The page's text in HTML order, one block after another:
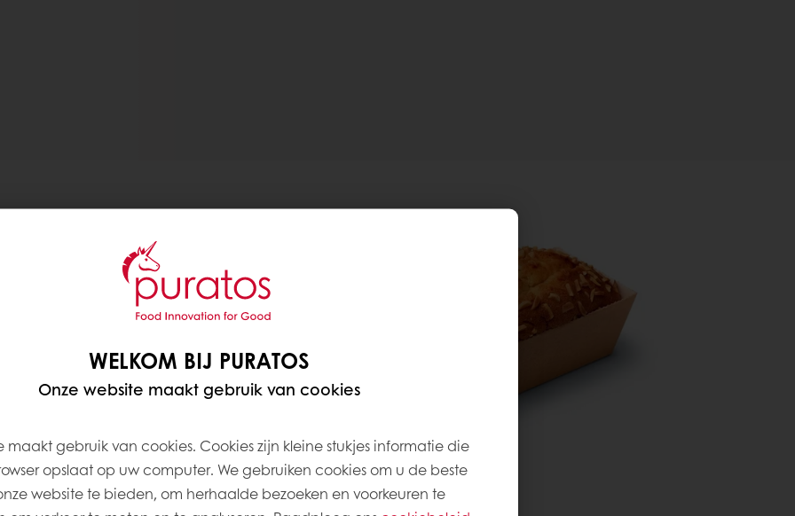
375
225
WELKOM BIJ PURATOS
Onze website maakt gebruik van cookies
maakt gebruik van cookies. Cookies zijn kleine stukjes informatie die
opslaat op uw computer. We gebruiken cookies om u de beste
website te bieden, om herhaalde bezoeken en voorkeuren te